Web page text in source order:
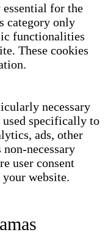
essential for the
category only
functionalities
These cookies
necessary
specifically to
ads, other
non-necessary
user consent
website.